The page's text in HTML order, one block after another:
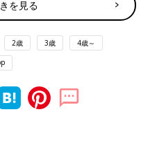
を見る
2歳 3歳 4歳～